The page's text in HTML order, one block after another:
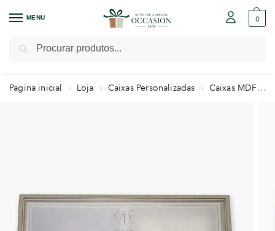
MENU 0
Pagina inicial » Loja » Caixas Personalizadas » Caixas MDF